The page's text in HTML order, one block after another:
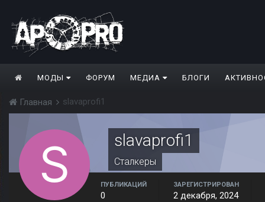
МОДЫ ФОРУМ МЕДИА БЛОГИ
Главная slavaprofi1
slavaprofi1
Сталкеры
ПУБЛИКАЦИЙ
0
ЗАРЕГИСТРИРОВАН
2 декабря, 2024